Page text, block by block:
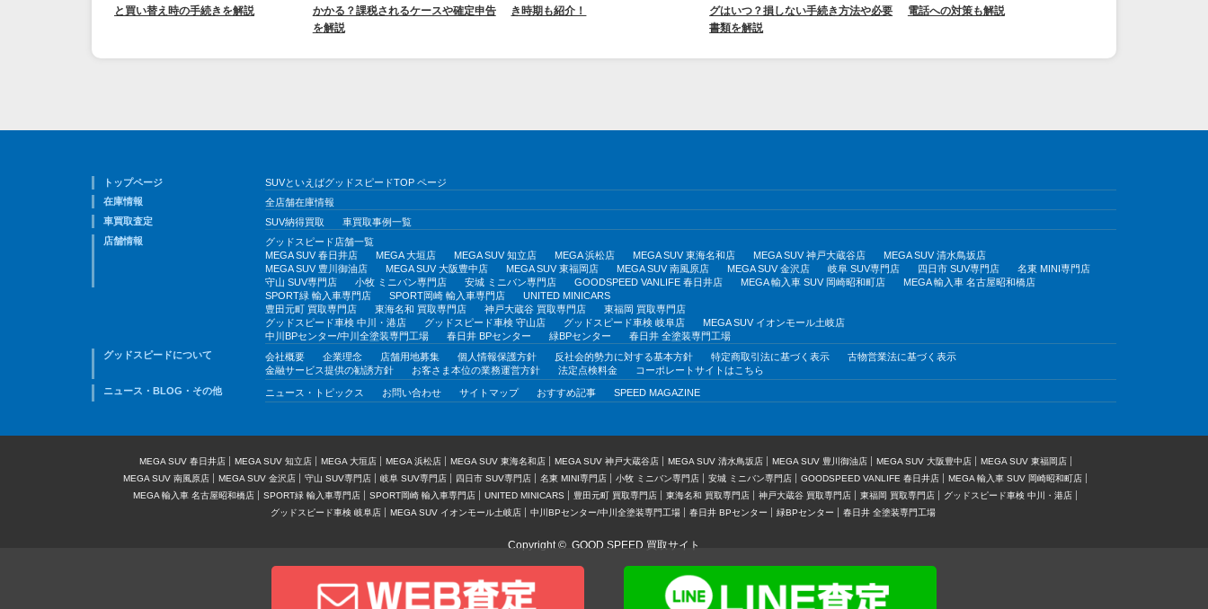
と買い替え時の手続きを解説
かかる？課税されるケースや確定申告
を解説
き時期も紹介！
グはいつ？損しない手続き方法や必要
書類を解説
電話への対策も解説
トップページ
SUVといえばグッドスピードTOP ページ
在庫情報
全店舗在庫情報
車買取査定
SUV納得買取
車買取事例一覧
店舗情報
グッドスピード店舗一覧
MEGA SUV 春日井店
MEGA 大垣店 MEGA SUV 知立店 MEGA 浜松店 MEGA SUV 東海名和店 MEGA SUV 神戸大蔵谷店
MEGA SUV 清水鳥坂店
MEGA SUV 豊川御油店
MEGA SUV 大阪豊中店 MEGA SUV 東福岡店 MEGA SUV 南風原店 MEGA SUV 金沢店 岐阜 SUV専門店 四日市 SUV専門店
名東 MINI専門店
守山 SUV専門店
小牧 ミニバン専門店 安城 ミニバン専門店 GOODSPEED VANLIFE 春日井店 MEGA 輸入車 SUV 岡崎昭和町店
MEGA 輸入車 名古屋昭和橋店
SPORT緑 輸入車専門店
SPORT岡崎 輸入車専門店
UNITED MINICARS
豊田元町 買取専門店
東海名和 買取専門店 神戸大蔵谷 買取専門店
東福岡 買取専門店
グッドスピード車検 中川・港店
グッドスピード車検 守山店 グッドスピード車検 岐阜店
MEGA SUV イオンモール土岐店
中川BPセンター/中川全塗装専門工場
春日井 BPセンター 緑BPセンター
春日井 全塗装専門工場
グッドスピードについて
会社概要 企業理念 店舗用地募集 個人情報保護方針 反社会的勢力に対する基本方針 特定商取引法に基づく表示
古物営業法に基づく表示
金融サービス提供の勧誘方針
お客さま本位の業務運営方針 法定点検料金
コーポレートサイトはこちら
ニュース・BLOG・その他
ニュース・トピックス お問い合わせ サイトマップ おすすめ記事 SPEED MAGAZINE
MEGA SUV 春日井店 MEGA SUV 知立店 MEGA 大垣店 MEGA 浜松店 MEGA SUV 東海名和店 MEGA SUV 神戸大蔵谷店 MEGA SUV 清水鳥坂店 MEGA SUV 豊川御油店 MEGA SUV 大阪豊中店
MEGA SUV 東福岡店
MEGA SUV 南風原店
MEGA SUV 金沢店 守山 SUV専門店 岐阜 SUV専門店 四日市 SUV専門店 名東 MINI専門店 小牧 ミニバン専門店 安城 ミニバン専門店 GOODSPEED VANLIFE 春日井店
MEGA 輸入車 SUV 岡崎昭和町店
MEGA 輸入車 名古屋昭和橋店
SPORT緑 輸入車専門店 SPORT岡崎 輸入車専門店 UNITED MINICARS 豊田元町 買取専門店 東海名和 買取専門店 神戸大蔵谷 買取専門店 東福岡 買取専門店
グッドスピード車検 中川・港店
グッドスピード車検 岐阜店
MEGA SUV イオンモール土岐店 中川BPセンター/中川全塗装専門工場 春日井 BPセンター 緑BPセンター 春日井 全塗装専門工場
Copyright © GOOD SPEED 買取サイト